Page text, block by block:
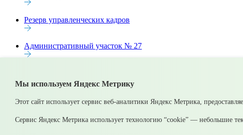
Резерв управленческих кадров
Административный участок № 27
пос. Кирпичный; монастырь Ганина Ям
Мы используем Яндекс Метрику
Этот сайт использует сервис веб-аналитики Яндекс Метрика,
Сервис Яндекс Метрика использует технологию “cookie” — небольшие
© 2026 Официальный сайт Муниципального округа Среднеуральск
Карта сайта Архив